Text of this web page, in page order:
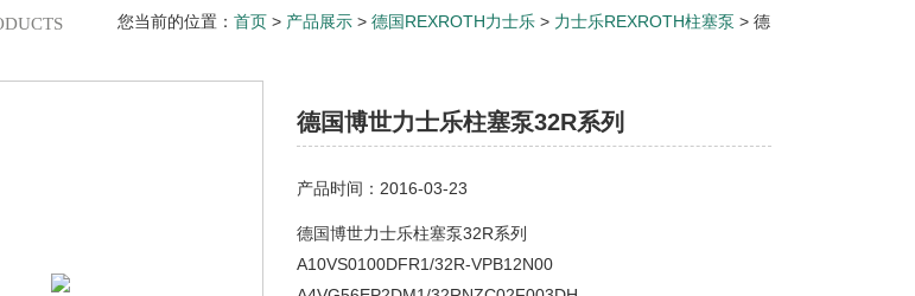
您当前的位置： 首页 > 产品展示 > 德国REXROTH力士乐 > 力士乐REXROTH柱塞泵 > 德
德国博世力士乐柱塞泵32R系列
产品时间：2016-03-23
德国博世力士乐柱塞泵32R系列
A10VS0100DFR1/32R-VPB12N00